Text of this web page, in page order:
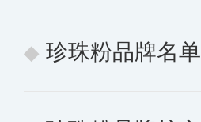
珍珠粉品牌名